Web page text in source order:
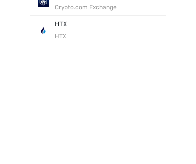
Crypto.com Exchange
HTX
HTX